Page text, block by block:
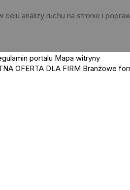
celu analizy ruchu na stronie i
portalu Mapa witryny
OFERTA DLA FIRM Branżowe